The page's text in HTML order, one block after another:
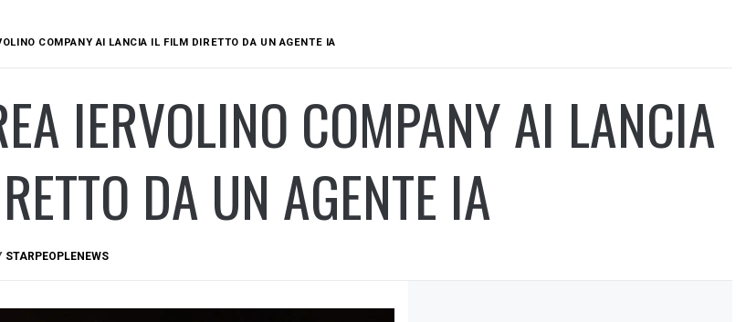
COMPANY AI LANCIA IL FILM DIRETTO DA UN AGENTE IA
IERVOLINO COMPANY AI LANCIA
DA UN AGENTE IA
STARPEOPLENEWS